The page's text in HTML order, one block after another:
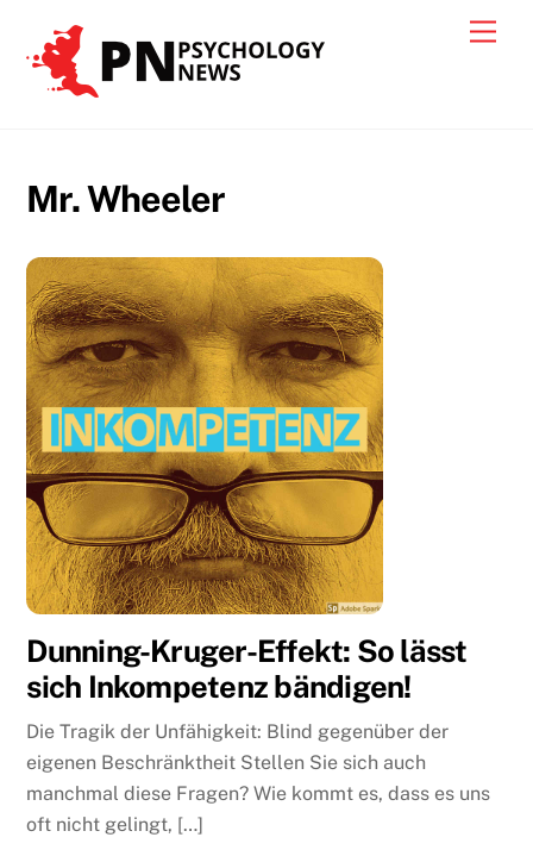
content
Mr. Wheeler
Dunning-Kruger-Effekt: So lässt
sich Inkompetenz bändigen!
Die Tragik der Unfähigkeit: Blind gegenüber der
eigenen Beschränktheit Stellen Sie sich auch
manchmal diese Fragen? Wie kommt es, dass es uns
oft nicht gelingt, […]